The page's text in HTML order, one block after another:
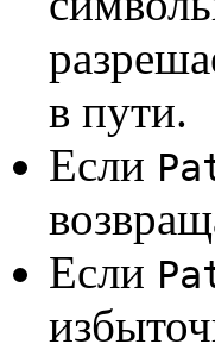
в пути.
Если
Если